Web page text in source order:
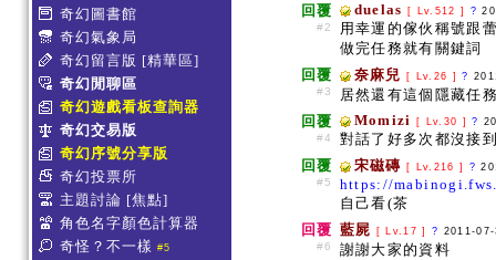
奇幻圖書館
奇幻氣象局
奇幻留言版 [精華區]
奇幻閒聊區
奇幻遊戲看板查詢器
奇幻交易版
奇幻序號分享版
奇幻投票所
主題討論 [焦點]
角色名字顏色計算器
奇怪？不一樣 #5
回覆
#2
duelas [ Lv.512 ] ?
用幸運的傢伙稱號跟
做完任務就有關鍵詞
回覆
#3
奈麻兒 [ Lv.26 ]?
居然還有這個隱藏任
回覆
#4
Momizi [ Lv.30 ]?
對話了好多次都沒接
回覆
#5
宋磁磚 [ Lv.216 ] ?
https://
自己看(茶
回覆
#6
藍屍 [ Lv.17 ] ? 2011-
謝謝大家的資料